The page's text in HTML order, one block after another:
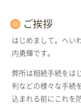
ご挨拶
はじめまして。へい
内勇輝です。
弊所は相続手続をは
判などの様々な手続
込まれる前にこれを